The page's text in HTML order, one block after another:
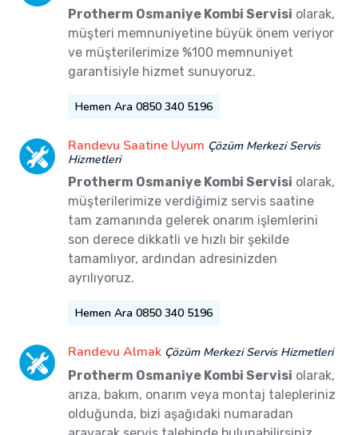
Protherm Osmaniye Kombi Servisi olarak,
müşteri memnuniyetine büyük önem veriyor
ve müşterilerimize %100 memnuniyet
garantisiyle hizmet sunuyoruz.
Hemen Ara 0850 340 5196
Randevu Saatine Uyum Çözüm Merkezi Servis
Hizmetleri
Protherm Osmaniye Kombi Servisi olarak,
müşterilerimize verdiğimiz servis saatine
tam zamanında gelerek onarım işlemlerini
son derece dikkatli ve hızlı bir şekilde
tamamlıyor, ardından adresinizden
ayrılıyoruz.
Hemen Ara 0850 340 5196
Randevu Almak Çözüm Merkezi Servis Hizmetleri
Protherm Osmaniye Kombi Servisi olarak,
arıza, bakım, onarım veya montaj talepleriniz
olduğunda, bizi aşağıdaki numaradan